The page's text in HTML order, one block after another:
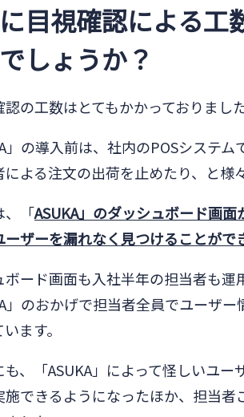
目視確認による工
しょうか？
の工数はとてもかかっておりました
」の導入前は、社内のPOSシステ
による注文の出荷を止めたり、と様
、「ASUKA」のダッシュボード画
ーザーを漏れなく見つけることがで
ボード画面も入社半年の担当者も運
」のおかげで担当者全員でユーザ
ます。
も、「ASUKA」によって怪しいユ
施できるようになったほか、担当